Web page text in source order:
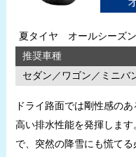
夏タイヤ オールシーズ
推奨車種
セダン／ワゴン／ミニバ
ドライ路面では剛性感の
高い排水性能を発揮しま
で、突然の降雪にも慌て